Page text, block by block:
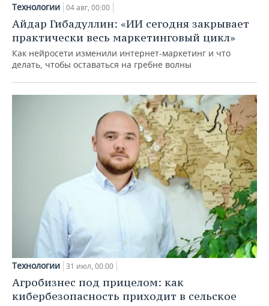
Технологии 04 авг, 00:00
Айдар Гибадуллин: «ИИ сегодня закрывает
практически весь маркетинговый цикл»
Как нейросети изменили интернет-маркетинг и что
делать, чтобы оставаться на гребне волны
Технологии 31 июл, 00:00
Агробизнес под прицелом: как
кибербезопасность приходит в сельское